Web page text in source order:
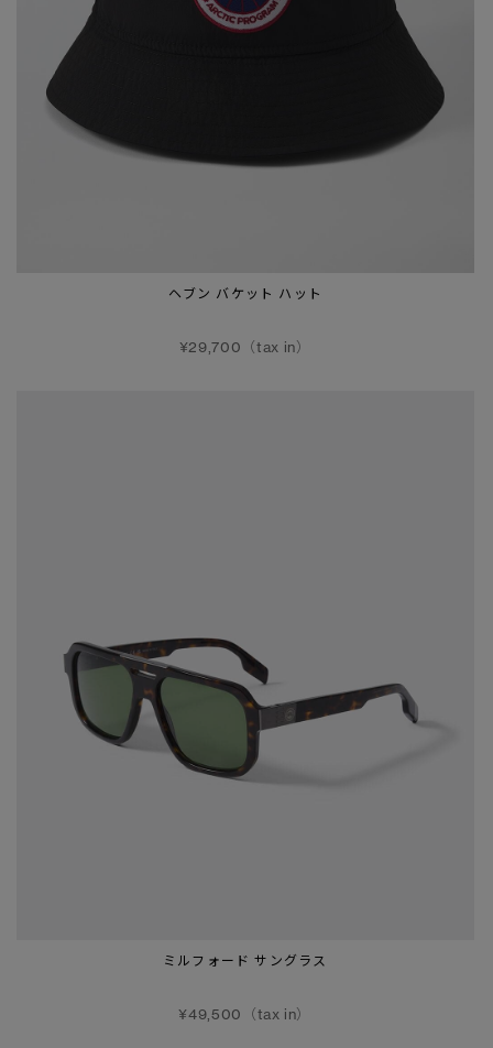
ヘブン バケット ハット
¥29,700（tax in）
ミルフォード サングラス
¥49,500（tax in）